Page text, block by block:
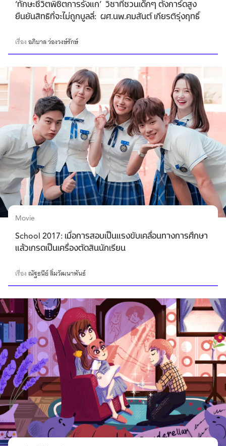
‘ทักษะชีวิตพิชิตการรังแก’ วิชาที่ชวนเด็กๆ ตั้งการ์ดสูง
ยืนยันสิทธิที่จะไม่ถูกบูลลี่: ผศ.นพ.คมสันต์ เกียรติรุ่งฤทธิ์
เรื่องอภิบาล ว่องวงษ์รักษ์
Movie
School 2017: เมื่อการสอบเป็นแรงขับเคลื่อนทางการศึกษา
แล้วเกรดเป็นเครื่องตัดสินนักเรียน
เรื่องณัฐธนีย์ ลิ้มวัฒนาพันธ์